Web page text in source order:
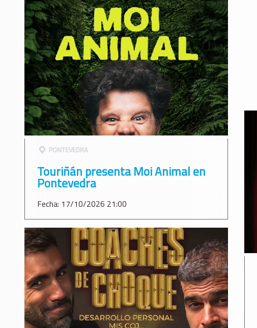
PONTEVEDRA
Touriñán presenta Moi Animal en
Pontevedra
Fecha: 17/10/2026 21:00